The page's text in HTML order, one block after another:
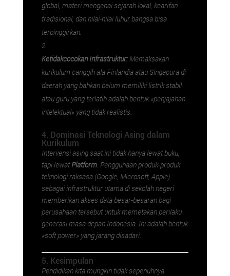
global, materi mengenai sejarah lokal, kearifan
tradisional, dan nilai-nilai luhur bangsa bisa
terpinggirkan.
Ketidakcocokan Infrastruktur:Memaksakan
kurikulum canggih ala Finlandia atau Singapura di
daerah yang bahkan belum memiliki listrik stabil
atau guru yang terlatih adalah bentuk «penjajahan
intelektual» yang tidak realistis.
4. Dominasi Teknologi Asing dalam
Kurikulum
Intervensi asing saat ini tidak hanya lewat buku,
tapi lewatPlatform. Penggunaan produk-produk
teknologi raksasa (Google, Microsoft, Apple)
sebagai infrastruktur utama di sekolah negeri
memberikan akses data besar-besaran bagi
perusahaan tersebut untuk memetakan perilaku
generasi masa depan Indonesia. Ini adalah bentuk
«soft power» yang jarang disadari.
5. Kesimpulan
Pendidikan kita mungkin tidak sepenuhnya